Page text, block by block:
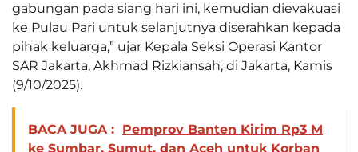
gabungan pada siang hari ini, kemudian dievakuasi
ke Pulau Pari untuk selanjutnya diserahkan kepada
pihak keluarga,” ujar Kepala Seksi Operasi Kantor
SAR Jakarta, Akhmad Rizkiansah, di Jakarta, Kamis
(9/10/2025).
BACA JUGA : Pemprov Banten Kirim Rp3 M
ke Sumbar, Sumut, dan Aceh untuk Korban